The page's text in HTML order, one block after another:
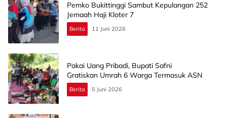
Pemko Bukittinggi Sambut Kepulangan 252
Jemaah Haji Kloter 7
Berita 11 Juni 2026
Pakai Uang Pribadi, Bupati Safni
Gratiskan Umrah 6 Warga Termasuk ASN
Berita 5 Juni 2026